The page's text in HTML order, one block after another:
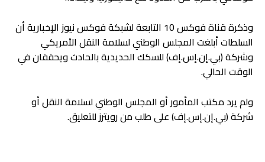
وذكرة قناة فوكس 10 التابعة لشبكة فوكس نيوز الإخبارية أن
السلطات أبلغت المجلس الوطني لسلامة النقل الأمريكي
وشركة (بي.إن.إس.إف) للسكك الحديدية بالحادث ويحققان في
الوقت الحالي.
ولم يرد مكتب المأمور أو المجلس الوطني لسلامة النقل أو
شركة (بي.إن.إس.إف) على طلب من رويترز للتعليق.